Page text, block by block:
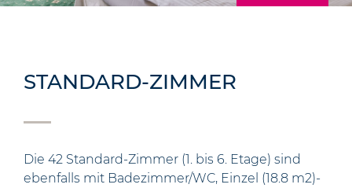
STANDARD-ZIMMER
Die 42 Standard-Zimmer (1. bis 6. Etage) sind
ebenfalls mit Badezimmer/WC, Einzel (18.8 m2)-